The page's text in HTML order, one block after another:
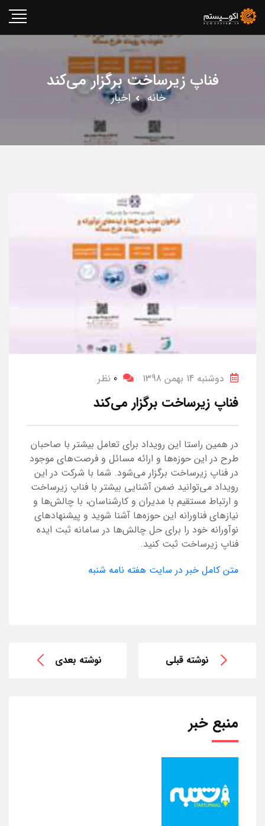
فناپ زیرساخت برگزار می‌کند
خانه اخبار
دوشنبه 14 بهمن 1398 0 نظر
فناپ زیرساخت برگزار می‌کند
در همین راستا این رویداد برای تعامل بیشتر با صاحبان
طرح در این حوزه‌ها و ارائه‌ مسائل و فرصت‌های موجود
در فناپ زیرساخت برگزار می‌شود. شما با شرکت در این
رویداد می‌توانید ضمن آشنایی بیشتر با فناپ زیرساخت
و ارتباط مستقیم با مدیران و کارشناسان، با چالش‌ها و
نیازهای فناورانه این حوزه‌ها آشنا شوید و پیشنهادهای
نوآورانه خود را برای حل چالش‌ها در سامانه ثبت ایده
فناپ زیرساخت ثبت کنید.
متن کامل خبر در سایت هفته نامه شنبه
نوشته قبلی نوشته بعدی
منبع خبر